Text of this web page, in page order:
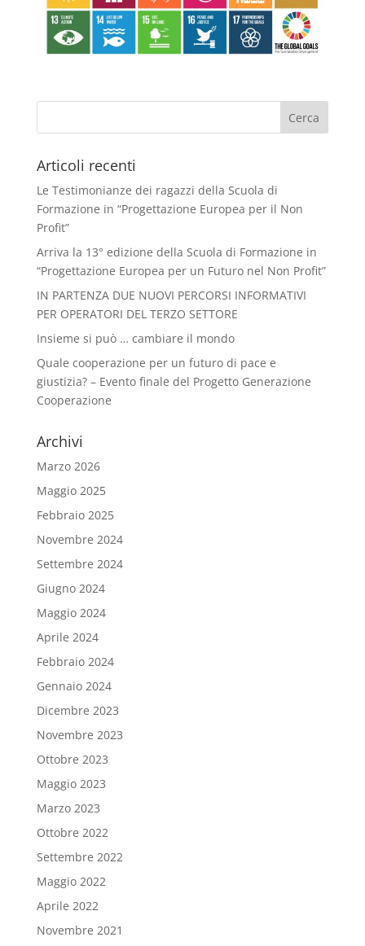
Articoli recenti
Le Testimonianze dei ragazzi della Scuola di
Formazione in “Progettazione Europea per il Non
Profit”
Arriva la 13° edizione della Scuola di Formazione in
“Progettazione Europea per un Futuro nel Non Profit”
IN PARTENZA DUE NUOVI PERCORSI INFORMATIVI
PER OPERATORI DEL TERZO SETTORE
Insieme si può … cambiare il mondo
Quale cooperazione per un futuro di pace e
giustizia? – Evento finale del Progetto Generazione
Cooperazione
Archivi
Marzo 2026
Maggio 2025
Febbraio 2025
Novembre 2024
Settembre 2024
Giugno 2024
Maggio 2024
Aprile 2024
Febbraio 2024
Gennaio 2024
Dicembre 2023
Novembre 2023
Ottobre 2023
Maggio 2023
Marzo 2023
Ottobre 2022
Settembre 2022
Maggio 2022
Aprile 2022
Novembre 2021